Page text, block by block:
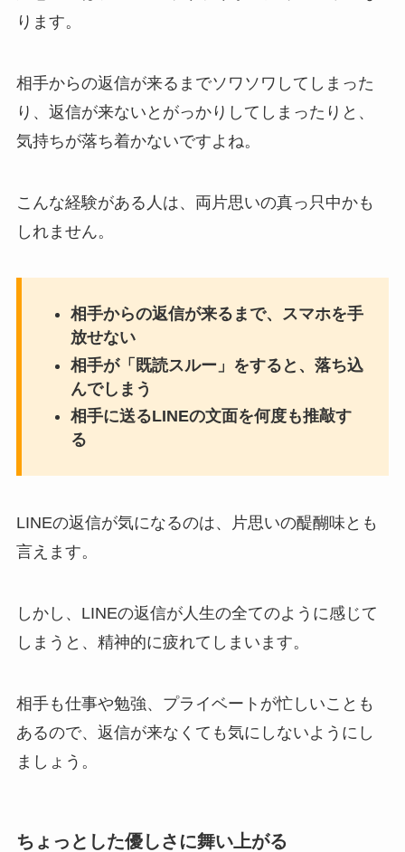
ります。
相手からの返信が来るまでソワソワしてしまった
り、返信が来ないとがっかりしてしまったりと、
気持ちが落ち着かないですよね。
こんな経験がある人は、両片思いの真っ只中かも
しれません。
相手からの返信が来るまで、スマホを手
放せない
相手が「既読スルー」をすると、落ち込
んでしまう
相手に送るLINEの文面を何度も推敲す
る
LINEの返信が気になるのは、片思いの醍醐味とも
言えます。
しかし、LINEの返信が人生の全てのように感じて
しまうと、精神的に疲れてしまいます。
相手も仕事や勉強、プライベートが忙しいことも
あるので、返信が来なくても気にしないようにし
ましょう。
ちょっとした優しさに舞い上がる